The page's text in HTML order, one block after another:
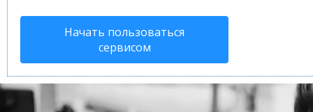
Начать пользоваться
сервисом